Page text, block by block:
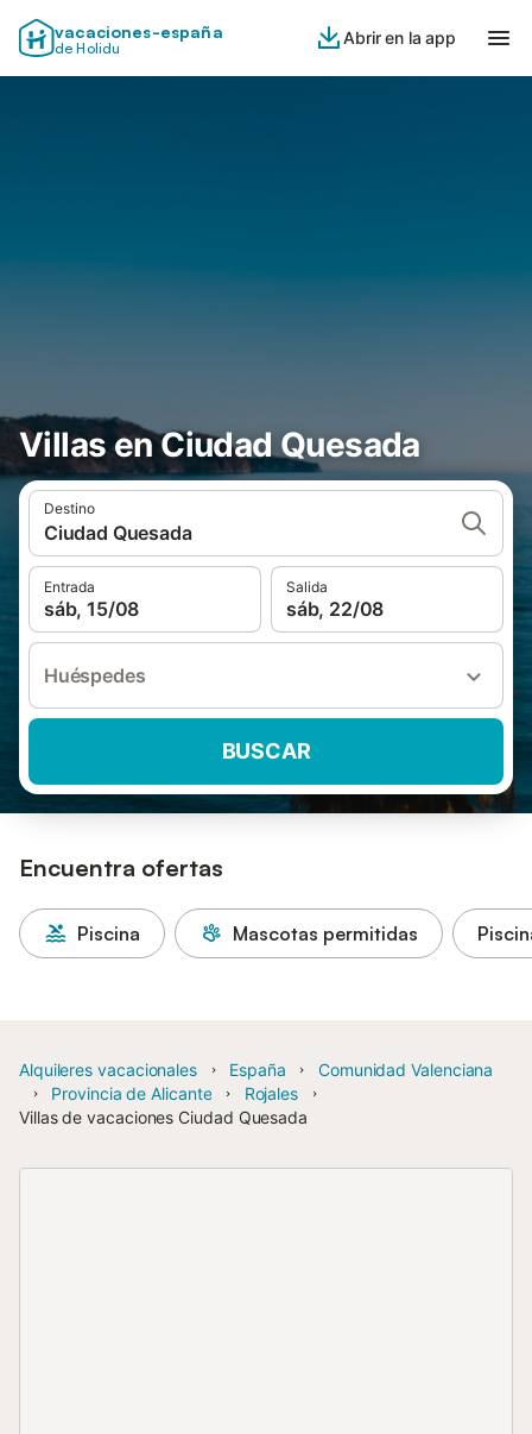
vacaciones-españa
de Holidu
Abrir en la app
Villas en Ciudad Quesada
Destino
Ciudad Quesada
Entrada
sáb, 15/08
Salida
sáb, 22/08
Huéspedes
BUSCAR
Encuentra ofertas
Piscina Mascotas permitidas
Alquileres vacacionales España
Comunidad Valenciana
Provincia de Alicante
Rojales
Villas de vacaciones Ciudad Quesada